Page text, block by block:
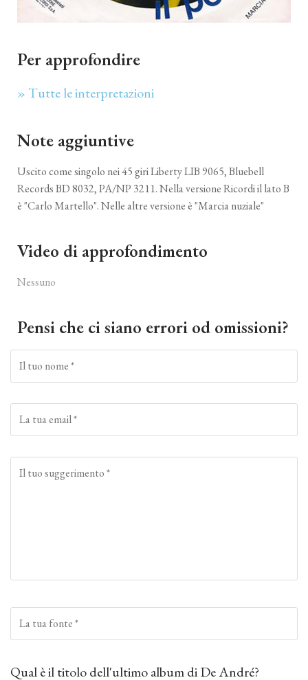
Per approfondire
» Tutte le interpretazioni
Note aggiuntive
Uscito come singolo nei 45 giri Liberty LIB 9065, Bluebell
Records BD 8032, PA/NP 3211. Nella versione Ricordi il lato B
è "Carlo Martello". Nelle altre versione è "Marcia nuziale"
Video di approfondimento
Nessuno
Pensi che ci siano errori od omissioni?
Qual è il titolo dell'ultimo album di De André?